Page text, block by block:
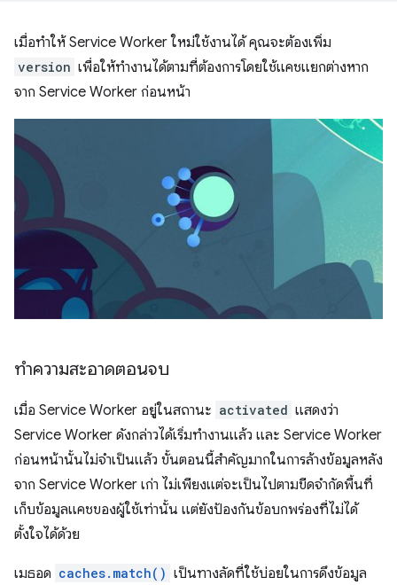
เมื่อทําให้ Service Worker ใหม่ใช้งานได้ คุณจะต้องเพิ่ม
version เพื่อให้ทํางานได้ตามที่ต้องการโดยใช้แคชแยกต่างหาก
จาก Service Worker ก่อนหน้า
ทำความสะอาดตอนจบ
เมื่อ Service Worker อยู่ในสถานะ activated แสดงว่า
Service Worker ดังกล่าวได้เริ่มทํางานแล้ว และ Service Worker
ก่อนหน้านั้นไม่จําเป็นแล้ว ขั้นตอนนี้สำคัญมากในการล้างข้อมูลหลัง
จาก Service Worker เก่า ไม่เพียงแต่จะเป็นไปตามขีดจํากัดพื้นที่
เก็บข้อมูลแคชของผู้ใช้เท่านั้น แต่ยังป้องกันข้อบกพร่องที่ไม่ได้
ตั้งใจได้ด้วย
เมธอด caches.match() เป็นทางลัดที่ใช้บ่อยในการดึงข้อมูล